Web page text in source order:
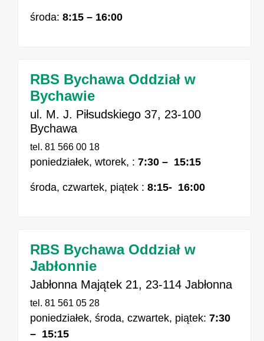
środa: 8:15 – 16:00
RBS Bychawa Oddział w
Bychawie
ul. M. J. Piłsudskiego 37, 23-100
Bychawa
tel. 81 566 00 18
poniedziałek, wtorek, : 7:30 – 15:15
środa, czwartek, piątek : 8:15- 16:00
RBS Bychawa Oddział w
Jabłonnie
Jabłonna Majątek 21, 23-114 Jabłonna
tel. 81 561 05 28
poniedziałek, środa, czwartek, piątek: 7:30
– 15:15